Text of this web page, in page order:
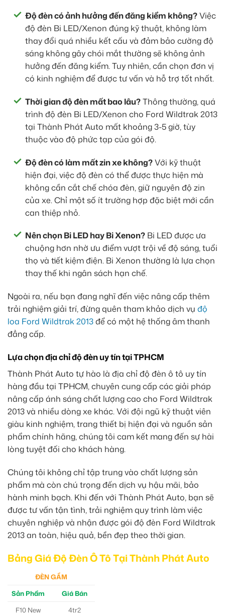
Độ đèn có ảnh hưởng đến đăng kiểm không?Việc
độ đèn Bi LED/Xenon đúng kỹ thuật, không làm
thay đổi quá nhiều kết cấu và đảm bảo cường độ
sáng không gây chói mắt thường sẽ không ảnh
hưởng đến đăng kiểm. Tuy nhiên, cần chọn đơn vị
có kinh nghiệm để được tư vấn và hỗ trợ tốt nhất.
Thời gian độ đèn mất bao lâu?Thông thường, quá
trình độ đèn Bi LED/Xenon cho Ford Wildtrak 2013
tại Thành Phát Auto mất khoảng 3-5 giờ, tùy
thuộc vào độ phức tạp của gói độ.
Độ đèn có làm mất zin xe không?Với kỹ thuật
hiện đại, việc độ đèn có thể được thực hiện mà
không cần cắt chế chóa đèn, giữ nguyên độ zin
của xe. Chỉ một số ít trường hợp đặc biệt mới cần
can thiệp nhỏ.
Nên chọn Bi LED hay Bi Xenon? Bi LED được ưa
chuộng hơn nhờ ưu điểm vượt trội về độ sáng, tuổi
thọ và tiết kiệm điện. Bi Xenon thường là lựa chọn
thay thế khi ngân sách hạn chế.
Ngoài ra, nếu bạn đang nghĩ đến việc nâng cấp thêm
trải nghiệm giải trí, đừng quên tham khảo dịch vụ độ
loa Ford Wildtrak 2013để có một hệ thống âm thanh
đẳng cấp.
Lựa chọn địa chỉ độ đèn uy tín tại TPHCM
Thành Phát Auto tự hào là địa chỉ độ đèn ô tô uy tín
hàng đầu tại TPHCM, chuyên cung cấp các giải pháp
nâng cấp ánh sáng chất lượng cao cho Ford Wildtrak
2013 và nhiều dòng xe khác. Với đội ngũ kỹ thuật viên
giàu kinh nghiệm, trang thiết bị hiện đại và nguồn sản
phẩm chính hãng, chúng tôi cam kết mang đến sự hài
lòng tuyệt đối cho khách hàng.
Chúng tôi không chỉ tập trung vào chất lượng sản
phẩm mà còn chú trọng đến dịch vụ hậu mãi, bảo
hành minh bạch. Khi đến với Thành Phát Auto, bạn sẽ
được tư vấn tận tình, trải nghiệm quy trình làm việc
chuyên nghiệp và nhận được gói độ đèn Ford Wildtrak
2013 an toàn, hiệu quả, bền đẹp theo thời gian.
Bảng Giá Độ Đèn Ô Tô Tại Thành Phát Auto
ĐÈN GẦM
Sản Phẩm
Giá Bán
F10 New
4tr2